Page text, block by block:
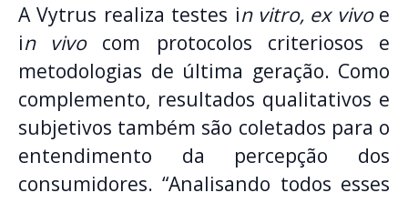
A Vytrus realiza testes in vitro, ex vivo e
in vivocom protocolos criteriosos e
metodologias de última geração. Como
complemento, resultados qualitativos e
subjetivos também são coletados para o
entendimento da percepção dos
consumidores. “Analisando todos esses